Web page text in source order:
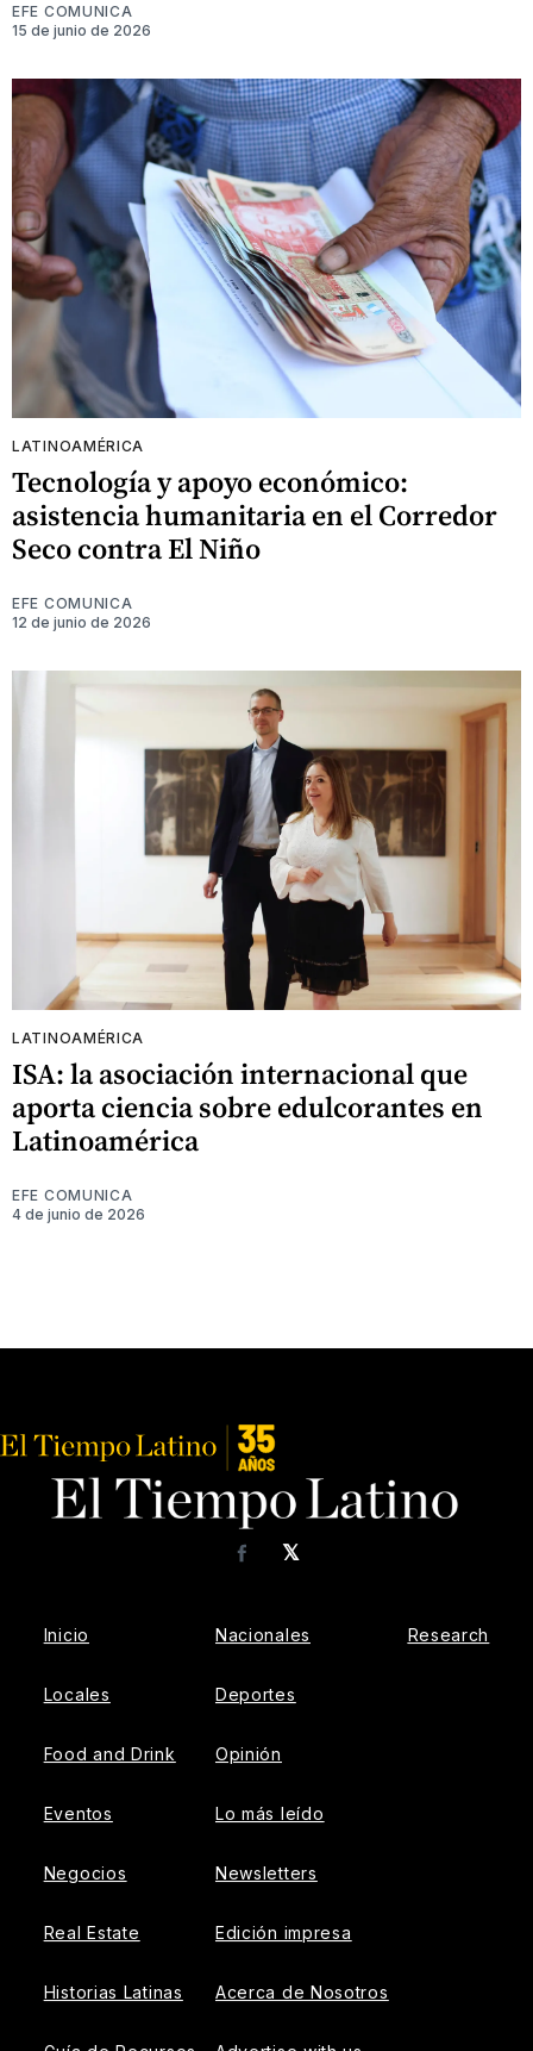
EFE COMUNICA
15 de junio de 2026
LATINOAMÉRICA
Tecnología y apoyo económico:
asistencia humanitaria en el Corredor
Seco contra El Niño
EFE COMUNICA
12 de junio de 2026
LATINOAMÉRICA
ISA: la asociación internacional que
aporta ciencia sobre edulcorantes en
Latinoamérica
EFE COMUNICA
4 de junio de 2026
𝕏
Facebook
Inicio
Locales
Food and Drink
Eventos
Negocios
Real Estate
Historias Latinas
Nacionales
Deportes
Opinión
Lo más leído
Newsletters
Edición impresa
Acerca de Nosotros
Research